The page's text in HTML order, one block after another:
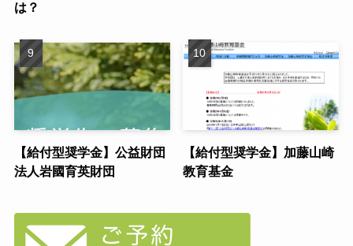
は？
【給付型奨学金】公益財団
法人岩國育英財団
【給付型奨学金】加藤山崎
教育基金